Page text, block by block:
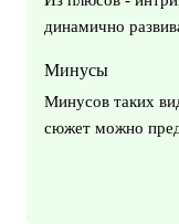
динамично
Минусы
Минусов таких
сюжет можно